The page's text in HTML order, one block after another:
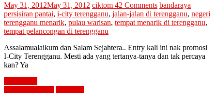
May 31, 2012May 31, 2012 ciktom 42 Comments bandaraya
persisiran pantai, i-city terengganu, jalan-jalan di terengganu, negeri
terengganu menarik, pulau warisan, tempat menarik di terengganu,
tempat pelancongan di terengganu
Assalamualaikum dan Salam Sejahtera.. Entry kali ini nak promosi
I-City Terengganu. Mesti ada yang tertanya-tanya dan tak percaya
kan? Ya